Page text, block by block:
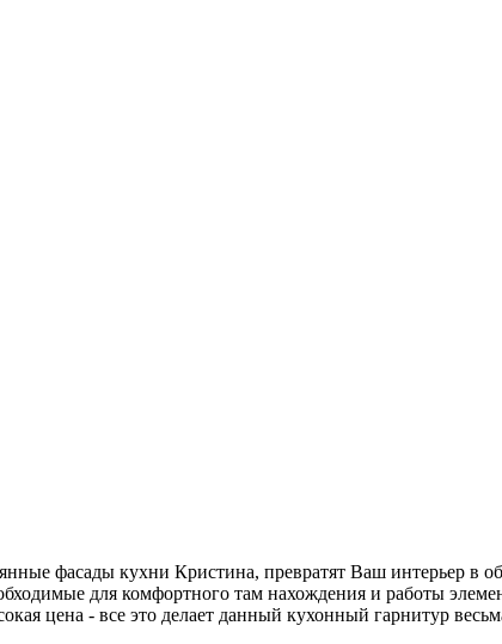
фасады кухни Кристина, превратят Ваш интерьер в
для комфортного там нахождения и работы
цена - все это делает данный кухонный гарнитур